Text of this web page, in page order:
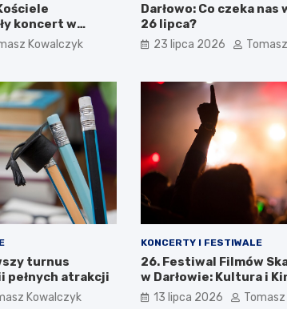
koncert w
Kowalczyk
Darłowo: Co czeka
26 lipca?
23 lipca 2026
turnus
pełnych atrakcji
Kowalczyk
KONCERTY I FESTIWALE
26. Festiwal Filmów
w Darłowie: Kultura i
Wyciągnięcie Ręki
13 lipca 2026